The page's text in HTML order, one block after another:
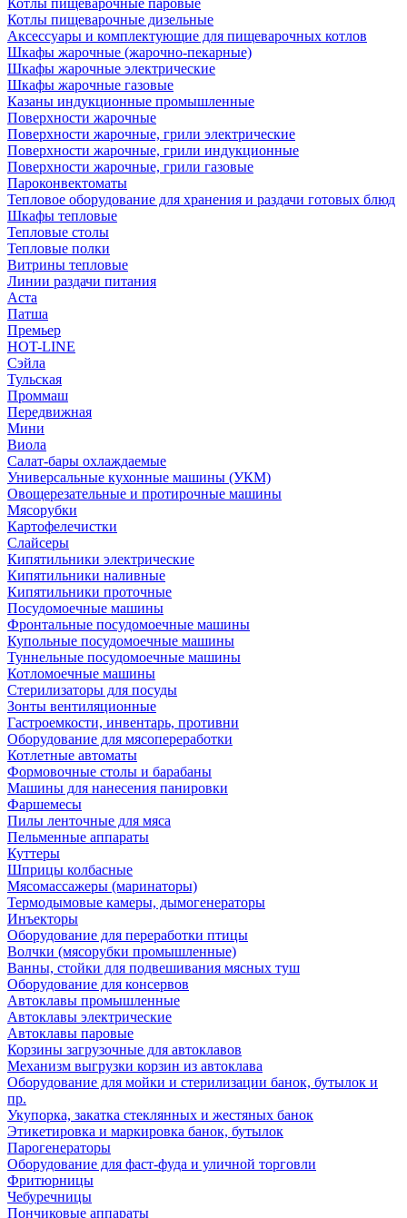
Котлы пищеварочные паровые
Котлы пищеварочные дизельные
Аксессуары и комплектующие для пищеварочных котлов
Шкафы жарочные (жарочно-пекарные)
Шкафы жарочные электрические
Шкафы жарочные газовые
Казаны индукционные промышленные
Поверхности жарочные
Поверхности жарочные, грили электрические
Поверхности жарочные, грили индукционные
Поверхности жарочные, грили газовые
Пароконвектоматы
Тепловое оборудование для хранения и раздачи готовых блюд
Шкафы тепловые
Тепловые столы
Тепловые полки
Витрины тепловые
Линии раздачи питания
Аста
Патша
Премьер
HOT-LINE
Сэйла
Тульская
Проммаш
Передвижная
Мини
Виола
Салат-бары охлаждаемые
Универсальные кухонные машины (УКМ)
Овощерезательные и протирочные машины
Мясорубки
Картофелечистки
Слайсеры
Кипятильники электрические
Кипятильники наливные
Кипятильники проточные
Посудомоечные машины
Фронтальные посудомоечные машины
Купольные посудомоечные машины
Туннельные посудомоечные машины
Котломоечные машины
Стерилизаторы для посуды
Зонты вентиляционные
Гастроемкости, инвентарь, противни
Оборудование для мясопереработки
Котлетные автоматы
Формовочные столы и барабаны
Машины для нанесения панировки
Фаршемесы
Пилы ленточные для мяса
Пельменные аппараты
Куттеры
Шприцы колбасные
Мясомассажеры (маринаторы)
Термодымовые камеры, дымогенераторы
Инъекторы
Оборудование для переработки птицы
Волчки (мясорубки промышленные)
Ванны, стойки для подвешивания мясных туш
Оборудование для консервов
Автоклавы промышленные
Автоклавы электрические
Автоклавы паровые
Корзины загрузочные для автоклавов
Механизм выгрузки корзин из автоклава
Оборудование для мойки и стерилизации банок, бутылок и
пр.
Укупорка, закатка стеклянных и жестяных банок
Этикетировка и маркировка банок, бутылок
Парогенераторы
Оборудование для фаст-фуда и уличной торговли
Фритюрницы
Чебуречницы
Пончиковые аппараты